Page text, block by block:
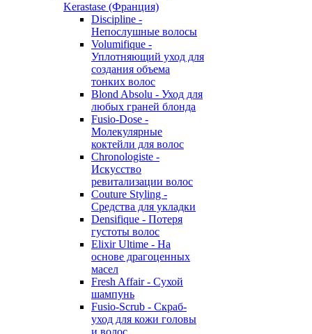
Kerastase (Франция)
Discipline -
Непослушные волосы
Volumifique -
Уплотняющий уход для
создания объема
тонких волос
Blond Absolu - Уход для
любых граней блонда
Fusio-Dose -
Молекулярные
коктейли для волос
Chronologiste -
Искусство
ревитализации волос
Couture Styling -
Средства для укладки
Densifique - Потеря
густоты волос
Elixir Ultime - На
основе драгоценных
масел
Fresh Affair - Сухой
шампунь
Fusio-Scrub - Скраб-
уход для кожи головы
и волос